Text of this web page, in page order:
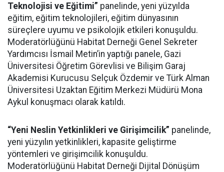
Teknolojisi ve Eğitimi” panelinde, yeni yüzyılda
eğitim, eğitim teknolojileri, eğitim dünyasının
süreçlere uyumu ve psikolojik etkileri konuşuldu.
Moderatörlüğünü Habitat Derneği Genel Sekreter
Yardımcısı İsmail Metin’in yaptığı panele, Gazi
Üniversitesi Öğretim Görevlisi ve Bilişim Garaj
Akademisi Kurucusu Selçuk Özdemir ve Türk Alman
Üniversitesi Uzaktan Eğitim Merkezi Müdürü Mona
Aykul konuşmacı olarak katıldı.
“Yeni Neslin Yetkinlikleri ve Girişimcilik” panelinde,
yeni yüzyılın yetkinlikleri, kapasite geliştirme
yöntemleri ve girişimcilik konuşuldu.
Moderatörlüğünü Habitat Derneği Dijital Dönüşüm